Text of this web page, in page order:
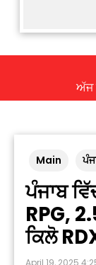
ਅੱਜ ਦਾ
Main
ਪੰਜਾਬ
RPG,
ਕਿਲੋ